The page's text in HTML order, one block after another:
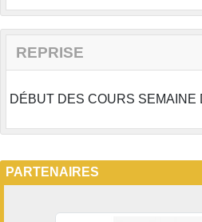
REPRISE
DÉBUT DES COURS SEMAINE
PARTENAIRES